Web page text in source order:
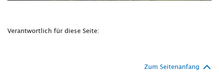
Verantwortlich für diese Seite:
Zum Seitenanfang